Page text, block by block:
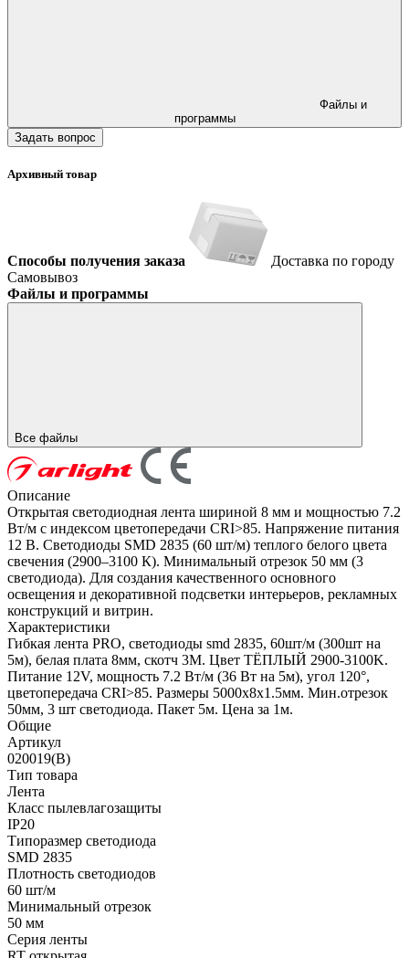
программы
Задать вопрос
Архивный товар
Способы получения заказа
Доставка по городу
Самовывоз
Файлы и программы
Все файлы
Описание
Открытая светодиодная лента шириной 8 мм и мощностью 7.2
Вт/м с индексом цветопередачи CRI>85. Напряжение питания
12 В. Светодиоды SMD 2835 (60 шт/м) теплого белого цвета
свечения (2900–3100 К). Минимальный отрезок 50 мм (3
светодиода). Для создания качественного основного
освещения и декоративной подсветки интерьеров, рекламных
конструкций и витрин.
Характеристики
Гибкая лента PRO, светодиоды smd 2835, 60шт/м (300шт на
5м), белая плата 8мм, скотч 3М. Цвет ТЁПЛЫЙ 2900-3100K.
Питание 12V, мощность 7.2 Вт/м (36 Вт на 5м), угол 120°,
цветопередача CRI>85. Размеры 5000х8x1.5мм. Мин.отрезок
50мм, 3 шт светодиода. Пакет 5м. Цена за 1м.
Общие
Артикул
020019(B)
Тип товара
Лента
Класс пылевлагозащиты
IP20
Типоразмер светодиода
SMD 2835
Плотность светодиодов
60 шт/м
Минимальный отрезок
50 мм
Серия ленты